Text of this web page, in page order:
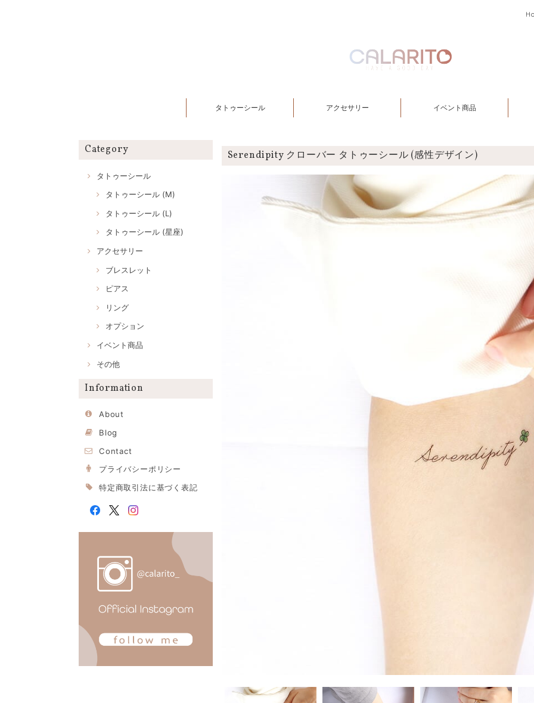
タトゥーシール アクセサリー イベント商品
Category
タトゥーシール
タトゥーシール (M)
タトゥーシール (L)
タトゥーシール (星座)
アクセサリー
ブレスレット
ピアス
リング
オプション
イベント商品
その他
Information
About
Blog
Contact
プライバシーポリシー
特定商取引法に基づく表記
Serendipity クローバー タトゥーシール (感性デザイン)